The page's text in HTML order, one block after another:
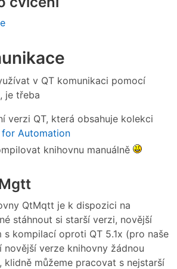
v QT komunikaci pomocí
je třeba
verzi QT, která obsahuje kolekci
for Automation
knihovnu manuálně
QtMqtt je k dispozici na
stáhnout si starší verzi, novější
s kompilací oproti QT 5.1x (pro naše
novější verze knihovny žádnou
můžeme pracovat s nejstarší